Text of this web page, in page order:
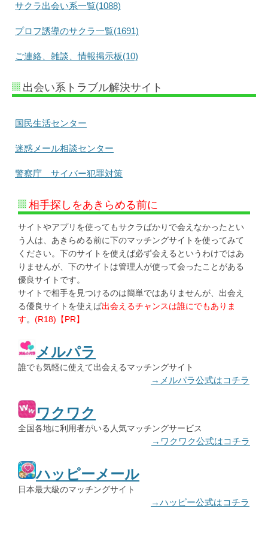
サクラ出会い系一覧(1088)
プロフ誘導のサクラ一覧(1691)
ご連絡、雑談、情報掲示板(10)
出会い系トラブル解決サイト
国民生活センター
迷惑メール相談センター
警察庁 サイバー犯罪対策
相手探しをあきらめる前に
サイトやアプリを使ってもサクラばかりで会えなかったとい
う人は、あきらめる前に下のマッチングサイトを使ってみて
ください。下のサイトを使えば必ず会えるというわけではあ
りませんが、下のサイトは管理人が使って会ったことがある
優良サイトです。
サイトで相手を見つけるのは簡単ではありませんが、出会え
る優良サイトを使えば出会えるチャンスは誰にでもありま
す。 (R18)【PR】
メルパラ
誰でも気軽に使えて出会えるマッチングサイト
→メルパラ公式はコチラ
ワクワク
全国各地に利用者がいる人気マッチングサービス
→ワクワク公式はコチラ
ハッピーメール
日本最大級のマッチングサイト
→ハッピー公式はコチラ